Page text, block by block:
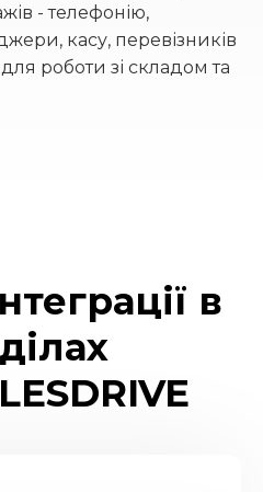
- телефонію,
касу, перевізників
роботи зі складом та
в